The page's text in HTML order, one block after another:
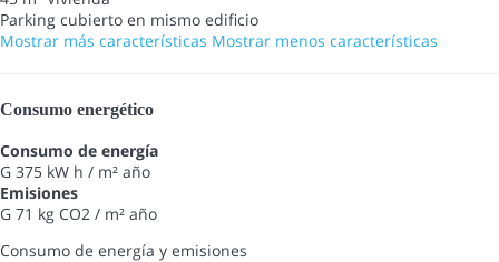
Parking cubierto en mismo edificio
Mostrar más características Mostrar menos características
Consumo energético
Consumo de energía
G 375 kW h / m² año
Emisiones
G 71 kg CO2 / m² año
Consumo de energía y emisiones